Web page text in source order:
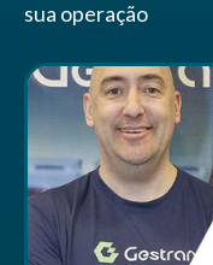
sua operação